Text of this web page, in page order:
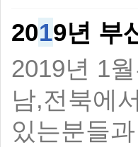
2019년 부
2019년 1
남,전북에
있는분들